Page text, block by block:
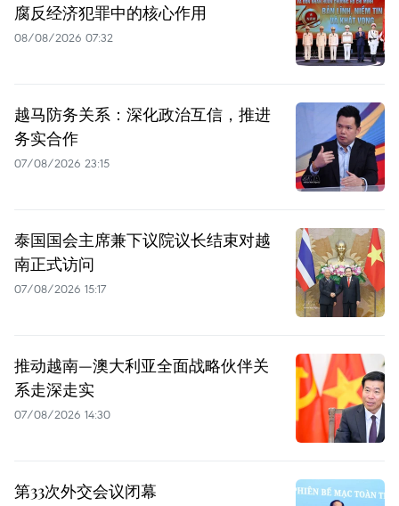
腐反经济犯罪中的核心作用
08/08/2026 07:32
越马防务关系：深化政治互信，推进
务实合作
07/08/2026 23:15
泰国国会主席兼下议院议长结束对越
南正式访问
07/08/2026 15:17
推动越南—澳大利亚全面战略伙伴关
系走深走实
07/08/2026 14:30
第33次外交会议闭幕